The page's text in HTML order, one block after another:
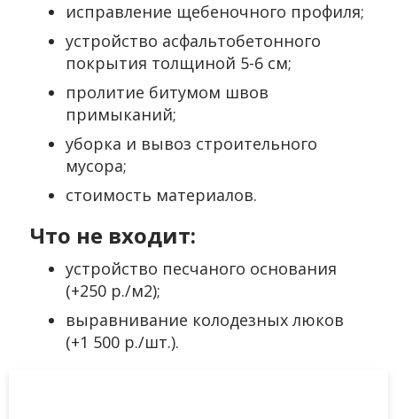
исправление щебеночного профиля;
устройство асфальтобетонного
покрытия толщиной 5-6 см;
пролитие битумом швов
примыканий;
уборка и вывоз строительного
мусора;
стоимость материалов.
Что не входит:
устройство песчаного основания
(+250 р./м2);
выравнивание колодезных люков
(+1 500 р./шт.).